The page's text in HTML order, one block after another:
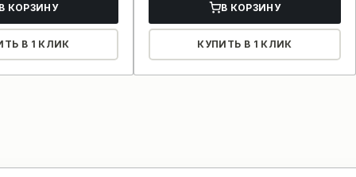
КОРЗИНУ
В 1 КЛИК
В КОРЗИНУ
КУПИТЬ В 1 КЛИК